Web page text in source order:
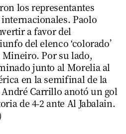
los representantes
Paolo
a favor del
del elenco ‘colorado’
Por su lado,
junto al Morelia al
en la semifinal de la
Carrillo anotó un gol
de 4-2 ante Al Jabalain.